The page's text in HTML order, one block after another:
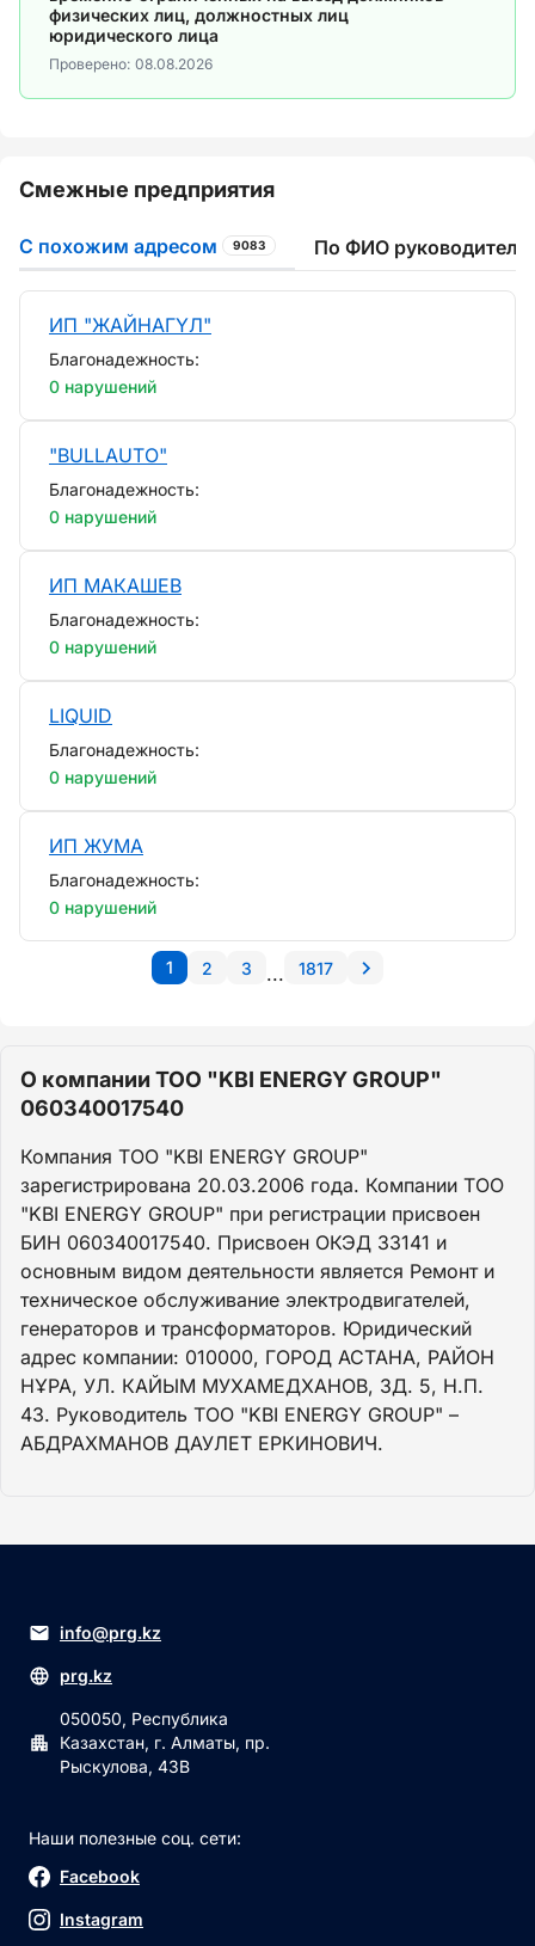
физических лиц, должностных лиц
юридического лица
Проверено: 08.08.2026
Смежные предприятия
С похожим адресом 9083 По ФИО руководителя
ИП "ЖАЙНАГҮЛ"
Благонадежность:
0 нарушений
"BULLAUTO"
Благонадежность:
0 нарушений
ИП МАКАШЕВ
Благонадежность:
0 нарушений
LIQUID
Благонадежность:
0 нарушений
ИП ЖУМА
Благонадежность:
0 нарушений
1 2 3 ... 1817
О компании ТОО "KBI ENERGY GROUP"
060340017540
Компания ТОО "KBI ENERGY GROUP"
зарегистрирована 20.03.2006 года. Компании ТОО
"KBI ENERGY GROUP" при регистрации присвоен
БИН 060340017540. Присвоен ОКЭД 33141 и
основным видом деятельности является Ремонт и
техническое обслуживание электродвигателей,
генераторов и трансформаторов. Юридический
адрес компании: 010000, ГОРОД АСТАНА, РАЙОН
НҰРА, УЛ. КАЙЫМ МУХАМЕДХАНОВ, ЗД. 5, Н.П.
43. Руководитель ТОО "KBI ENERGY GROUP" –
АБДРАХМАНОВ ДАУЛЕТ ЕРКИНОВИЧ.
info@prg.kz
prg.kz
050050, Республика
Казахстан, г. Алматы, пр.
Рыскулова, 43В
Наши полезные соц. сети:
Facebook
Instagram